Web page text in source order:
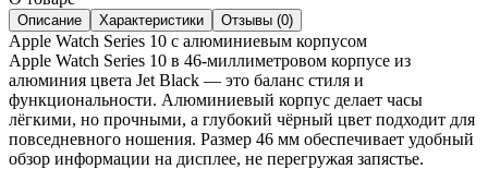
Описание Характеристики Отзывы (0)
Apple Watch Series 10 с алюминиевым корпусом
Apple Watch Series 10 в 46-миллиметровом корпусе из
алюминия цвета Jet Black — это баланс стиля и
функциональности. Алюминиевый корпус делает часы
лёгкими, но прочными, а глубокий чёрный цвет подходит для
повседневного ношения. Размер 46 мм обеспечивает удобный
обзор информации на дисплее, не перегружая запястье.